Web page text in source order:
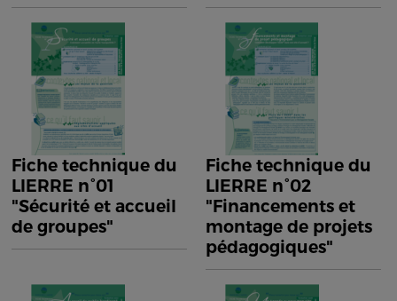
Fiche technique du
LIERRE n°01
"Sécurité et accueil
de groupes"
Fiche technique du
LIERRE n°02
"Financements et
montage de projets
pédagogiques"